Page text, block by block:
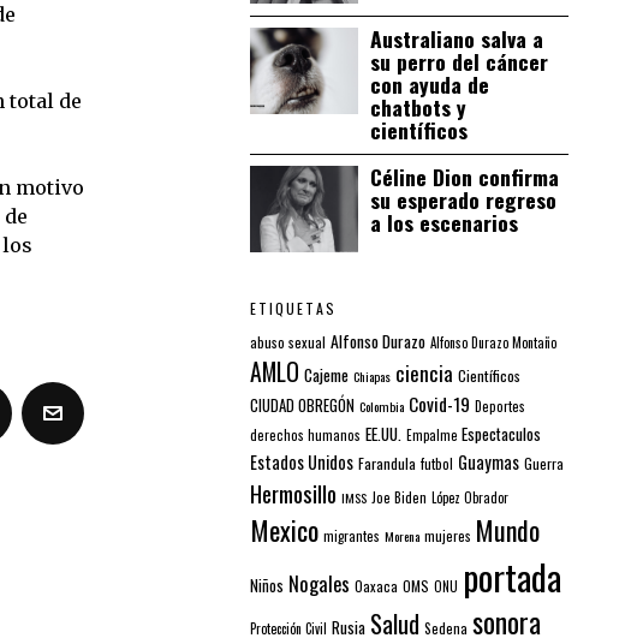
total de
motivo
Australiano salva a
su perro del cáncer
con ayuda de
chatbots y
científicos
Céline Dion confirma
su esperado regreso
a los escenarios
ETIQUETAS
abuso sexual Alfonso Durazo Alfonso Durazo Montaño
AMLO Cajeme Chiapas ciencia Científicos
CIUDAD OBREGÓN Colombia Covid-19 Deportes
derechos humanos EE.UU. Empalme Espectaculos
Estados Unidos Farandula futbol Guaymas Guerra
Hermosillo IMSS Joe Biden López Obrador
Mexico migrantes Morena mujeres Mundo
Niños Nogales Oaxaca OMS ONU portada
Protección Civil Rusia Salud Sedena sonora